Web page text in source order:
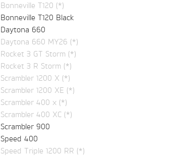
Bonneville T120 (*)
Bonneville T120 Black
Daytona 660
Daytona 660 MY26 (*)
Rocket 3 GT Storm (*)
Rocket 3 R Storm (*)
Scrambler 1200 X (*)
Scrambler 1200 XE (*)
Scrambler 400 x (*)
Scrambler 400 XC (*)
Scrambler 900
Speed 400
Speed Triple 1200 RR (*)